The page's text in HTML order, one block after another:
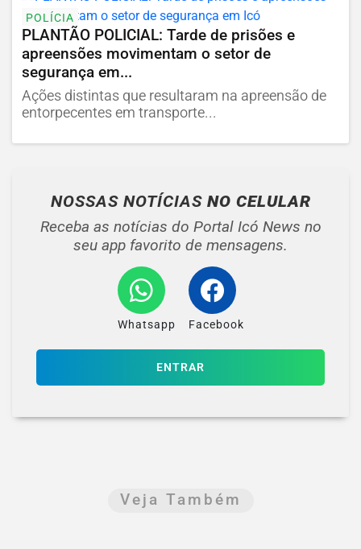
POLÍCIA
PLANTÃO POLICIAL: Tarde de prisões e
apreensões movimentam o setor de
segurança em...
Ações distintas que resultaram na apreensão de
entorpecentes em transporte...
NOSSAS NOTÍCIAS NO CELULAR
Receba as notícias do Portal Icó News no
seu app favorito de mensagens.
Whatsapp Facebook
ENTRAR
Veja Também